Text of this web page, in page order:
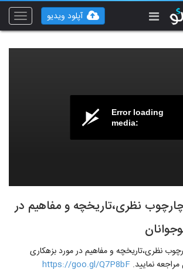
Toggle
آپلود ویدیو
Error loading
media:
چارچوب نظری،تاریخچه و مفاهیم در
نظری،تاریخچه و مفاهیم در مورد بزهکاری
نمایید. https://goo.gl/Q7P8bF